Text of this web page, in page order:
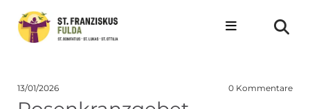
13/01/2026 0 Kommentare